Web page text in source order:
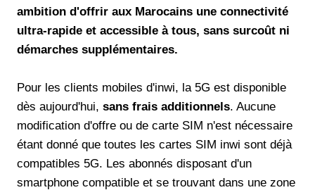
ambition d'offrir aux Marocains une connectivité
ultra-rapide et accessible à tous, sans surcoût ni
démarches supplémentaires.
Pour les clients mobiles d'inwi, la 5G est disponible
dès aujourd'hui, sans frais additionnels. Aucune
modification d'offre ou de carte SIM n'est nécessaire
étant donné que toutes les cartes SIM inwi sont déjà
compatibles 5G. Les abonnés disposant d'un
smartphone compatible et se trouvant dans une zone